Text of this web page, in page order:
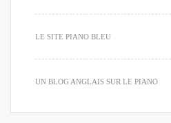
LE SITE PIANO BLEU
UN BLOG ANGLAIS SUR LE PIANO